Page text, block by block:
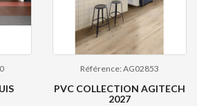
Référence: AG02853
PVC COLLECTION AGITECH
2027